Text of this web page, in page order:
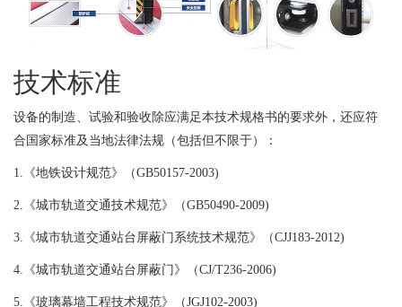
技术标准
设备的制造、试验和验收除应满足本技术规格书的要求外，还应符
合国家标准及当地法律法规（包括但不限于）：
1.《地铁设计规范》（GB50157-2003)
2.《城市轨道交通技术规范》（GB50490-2009)
3.《城市轨道交通站台屏蔽门系统技术规范》（CJJ183-2012)
4.《城市轨道交通站台屏蔽门》（CJ/T236-2006)
5.《玻璃幕墙工程技术规范》（JGJ102-2003)